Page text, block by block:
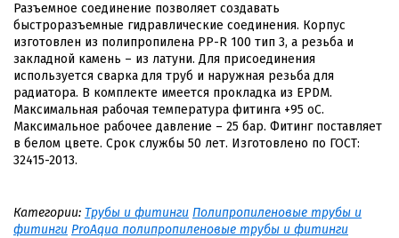
Разъемное соединение позволяет создавать
быстроразъемные гидравлические соединения. Корпус
изготовлен из полипропилена PP-R 100 тип 3, а резьба и
закладной камень – из латуни. Для присоединения
используется сварка для труб и наружная резьба для
радиатора. В комплекте имеется прокладка из EPDM.
Максимальная рабочая температура фитинга +95 оС.
Максимальное рабочее давление – 25 бар. Фитинг поставляет
в белом цвете. Срок службы 50 лет. Изготовлено по ГОСТ:
32415-2013.
Категории: Трубы и фитинги Полипропиленовые трубы и
фитинги ProAqua полипропиленовые трубы и фитинги